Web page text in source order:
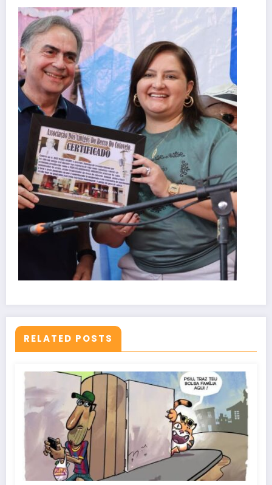
RELATED POSTS